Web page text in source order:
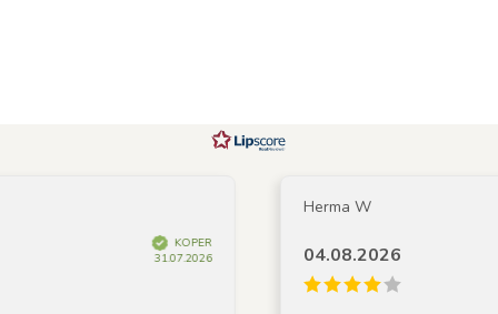
KOPER
31.07.2026
Herma W
04.08.2026